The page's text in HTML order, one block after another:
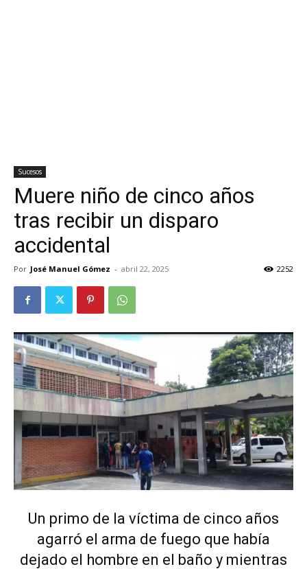
Sucesos
Muere niño de cinco años
tras recibir un disparo
accidental
Por José Manuel Gómez - abril 22, 2025 2252
Un primo de la víctima de cinco años
agarró el arma de fuego que había
dejado el hombre en el baño y mientras